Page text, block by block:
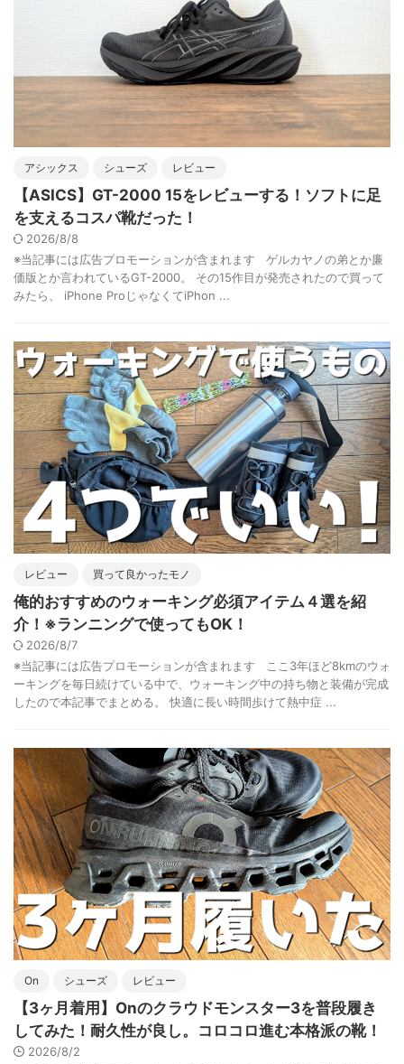
アシックス シューズ レビュー
【ASICS】GT-2000 15をレビューする！ソフトに足
を支えるコスパ靴だった！
2026/8/8
※当記事には広告プロモーションが含まれます ゲルカヤノの弟とか廉
価版とか言われているGT-2000。 その15作目が発売されたので買って
みたら、 iPhone ProじゃなくてiPhon ...
レビュー 買って良かったモノ
俺的おすすめのウォーキング必須アイテム４選を紹
介！※ランニングで使ってもOK！
2026/8/7
※当記事には広告プロモーションが含まれます ここ3年ほど8kmのウォ
ーキングを毎日続けている中で、ウォーキング中の持ち物と装備が完成
したので本記事でまとめる。 快適に長い時間歩けて熱中症 ...
On シューズ レビュー
【3ヶ月着用】Onのクラウドモンスター3を普段履き
してみた！耐久性が良し。コロコロ進む本格派の靴！
2026/8/2